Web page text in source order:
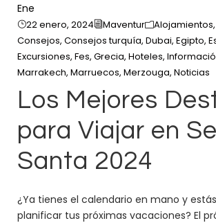
Ene
22 enero, 2024 Maventur Alojamientos,
Consejos, Consejos turquía, Dubai, Egipto,
Excursiones, Fes, Grecia, Hoteles,
Marrakech, Marruecos, Merzouga, Noticias
Los Mejores
para Viajar en
Santa 2024
¿Ya tienes el calendario en mano y
planificar tus próximas vacaciones? El